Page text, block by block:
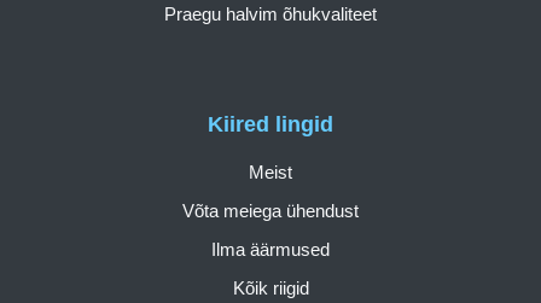
Kiired lingid
Meist
Võta meiega ühendust
Ilma äärmused
Kõik riigid
Praegu halvim õhukvaliteet